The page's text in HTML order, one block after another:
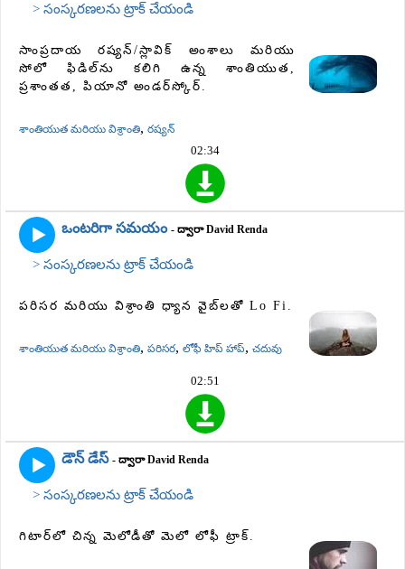
> సంస్కరణలను ట్రాక్ చేయండి
సాంప్రదాయ రష్యన్/స్లావిక్ అంశాలు మరియు
సోలో ఫిడిల్‌ను కలిగి ఉన్న శాంతియుత,
ప్రశాంతత, పియానో ​​అండర్‌స్కోర్.
శాంతియుత మరియు విశ్రాంతి, రష్యన్
02:34
ఒంటరిగా సమయం - ద్వారా David Renda
> సంస్కరణలను ట్రాక్ చేయండి
పరిసర మరియు విశ్రాంతి ధ్యాన వైబ్‌లతో Lo Fi.
శాంతియుత మరియు విశ్రాంతి, పరిసర, లోఫీ హిప్ హాప్, చదువు
02:51
డౌన్ డేస్ - ద్వారా David Renda
> సంస్కరణలను ట్రాక్ చేయండి
గిటార్‌లో చిన్న మెలోడీతో మెలో లోఫీ ట్రాక్.